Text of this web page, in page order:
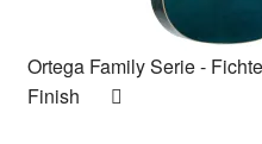
Ortega Family Serie -
Finish